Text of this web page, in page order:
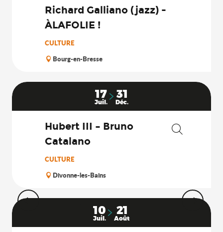
Richard Galliano (jazz) -
ÀLAFOLIE !
CULTURE
Bourg-en-Bresse
17
Juil.
31
Déc.
Hubert III – Bruno
Catalano
CULTURE
Divonne-les-Bains
10
Juil.
21
Août